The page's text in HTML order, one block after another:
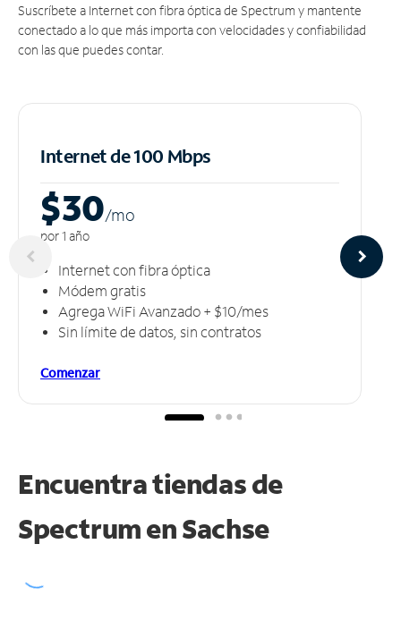
Suscríbete a Internet con fibra óptica de Spectrum y mantente
conectado a lo que más importa con velocidades y confiabilidad
con las que puedes contar.
Internet de 100 Mbps
$30/mo
por 1 año
Internet con fibra óptica
Módem gratis
Agrega WiFi Avanzado + $10/mes
Sin límite de datos, sin contratos
Comenzar
Encuentra tiendas de
Spectrum enSachse